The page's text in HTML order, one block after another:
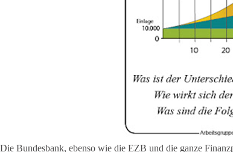
Die Bundesbank, ebenso wie die EZB und die ganze